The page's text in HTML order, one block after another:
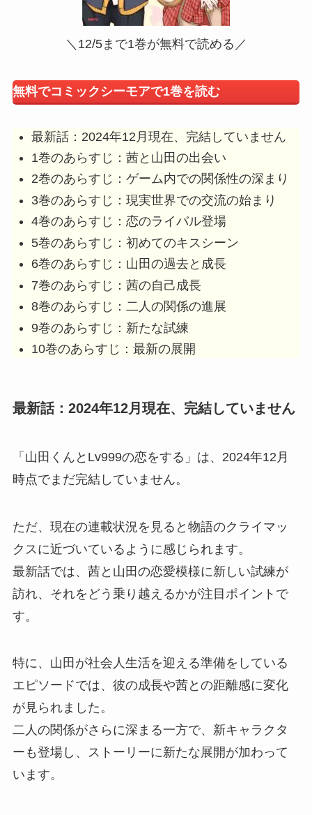
＼12/5まで1巻が無料で読める／
無料でコミックシーモアで1巻を読む
最新話：2024年12月現在、完結していません
1巻のあらすじ：茜と山田の出会い
2巻のあらすじ：ゲーム内での関係性の深まり
3巻のあらすじ：現実世界での交流の始まり
4巻のあらすじ：恋のライバル登場
5巻のあらすじ：初めてのキスシーン
6巻のあらすじ：山田の過去と成長
7巻のあらすじ：茜の自己成長
8巻のあらすじ：二人の関係の進展
9巻のあらすじ：新たな試練
10巻のあらすじ：最新の展開
最新話：2024年12月現在、完結していません
「山田くんとLv999の恋をする」は、2024年12月
時点でまだ完結していません。
ただ、現在の連載状況を見ると物語のクライマッ
クスに近づいているように感じられます。
最新話では、茜と山田の恋愛模様に新しい試練が
訪れ、それをどう乗り越えるかが注目ポイントで
す。
特に、山田が社会人生活を迎える準備をしている
エピソードでは、彼の成長や茜との距離感に変化
が見られました。
二人の関係がさらに深まる一方で、新キャラクタ
ーも登場し、ストーリーに新たな展開が加わって
います。